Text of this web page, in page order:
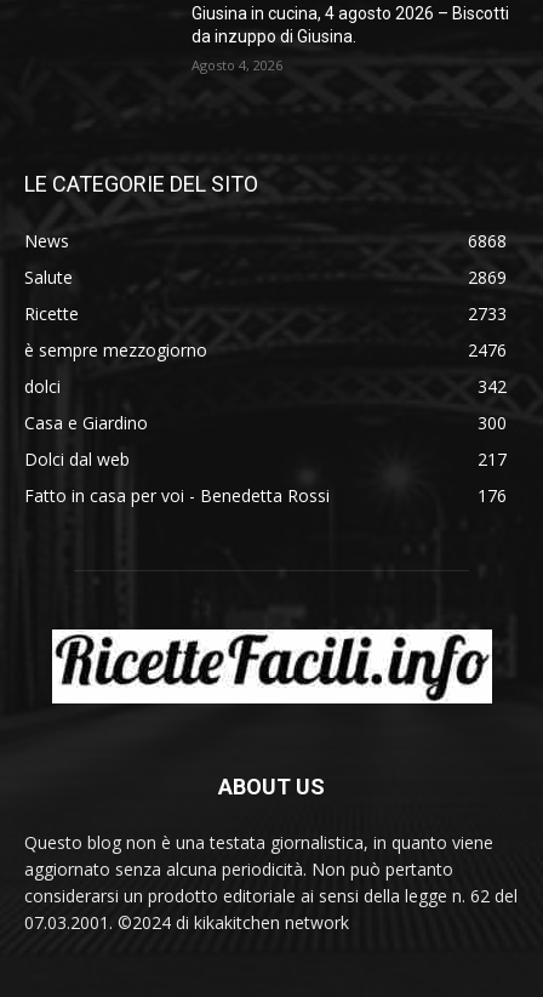
Giusina in cucina, 4 agosto 2026 – Biscotti
da inzuppo di Giusina.
Agosto 4, 2026
LE CATEGORIE DEL SITO
News
6868
Salute
2869
Ricette
2733
è sempre mezzogiorno
2476
dolci
342
Casa e Giardino
300
Dolci dal web
217
Fatto in casa per voi - Benedetta Rossi
176
ABOUT US
Questo blog non è una testata giornalistica, in quanto viene
aggiornato senza alcuna periodicità. Non può pertanto
considerarsi un prodotto editoriale ai sensi della legge n. 62 del
07.03.2001. ©2024 di kikakitchen network